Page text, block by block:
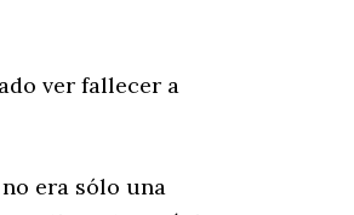
ver fallecer a
era sólo una